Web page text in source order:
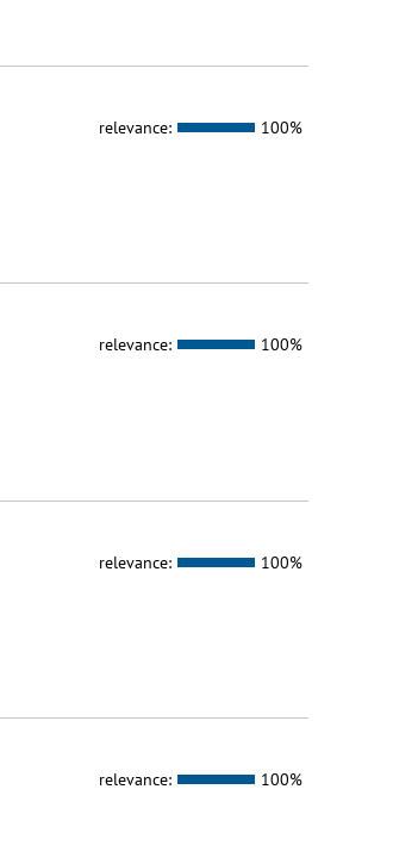
relevance: 100%
relevance: 100%
relevance: 100%
relevance: 100%